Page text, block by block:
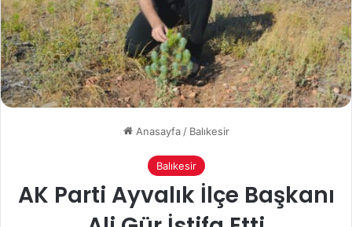
Anasayfa / Balıkesir
Balıkesir
AK Parti Ayvalık İlçe Başkanı